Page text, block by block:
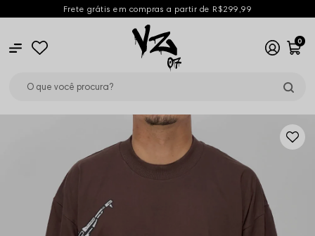
Frete grátis em compras a partir de R$299,99
0